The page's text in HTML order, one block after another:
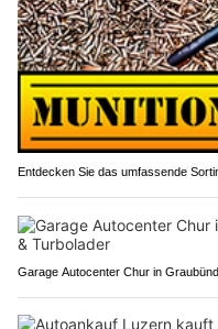
Entdecken Sie das umfassende
Garage Autocenter Chur in